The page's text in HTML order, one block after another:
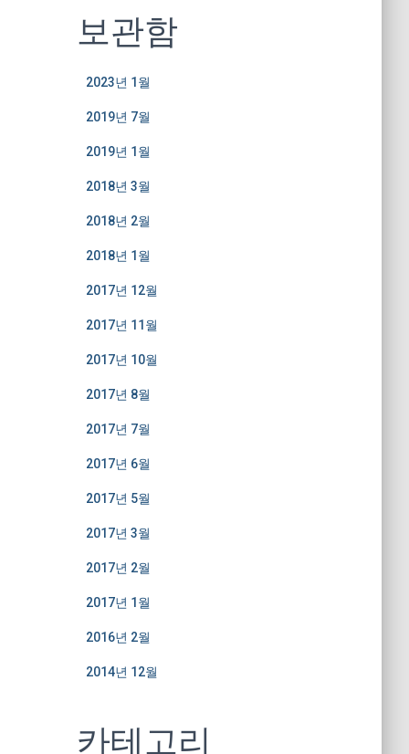
보관함
2023년 1월
2019년 7월
2019년 1월
2018년 3월
2018년 2월
2018년 1월
2017년 12월
2017년 11월
2017년 10월
2017년 8월
2017년 7월
2017년 6월
2017년 5월
2017년 3월
2017년 2월
2017년 1월
2016년 2월
2014년 12월
카테고리